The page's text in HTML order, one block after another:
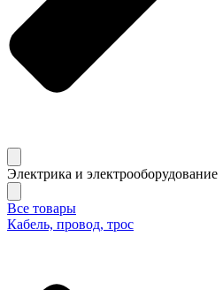
Электрика и электрооборудование
Все товары
Кабель, провод, трос